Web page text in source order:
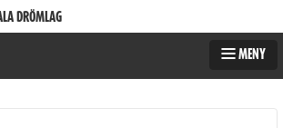
DRÖMLAG
MENY